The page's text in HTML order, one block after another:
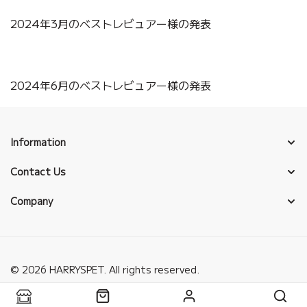
2024年3月のベストレビュアー様の発表
2024年6月のベストレビュアー様の発表
Information
Contact Us
Company
© 2026 HARRYSPET. All rights reserved.